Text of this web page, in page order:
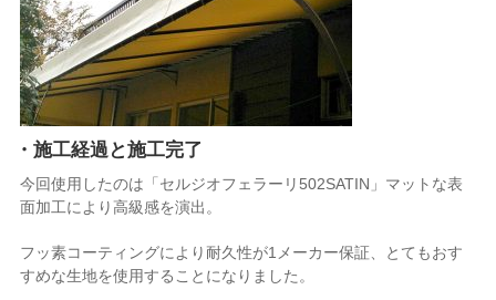
・施工経過と施工完了
今回使用したのは「セルジオフェラーリ502SATIN」マットな表
面加工により高級感を演出。
フッ素コーティングにより耐久性が1メーカー保証、とてもおす
すめな生地を使用することになりました。